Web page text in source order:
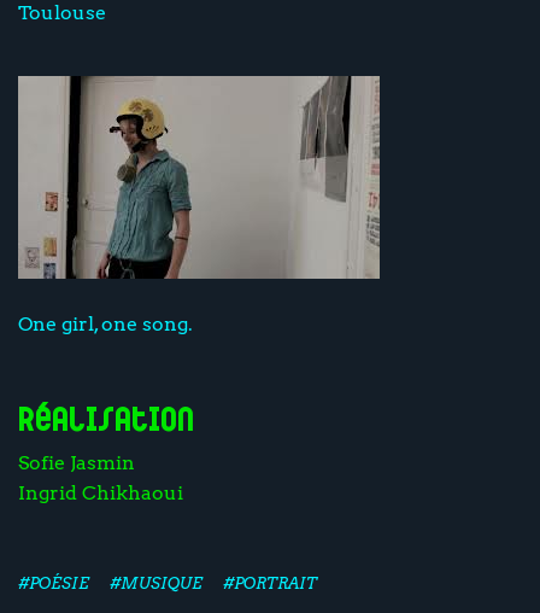
Toulouse
One girl, one song.
Réalisation
Sofie Jasmin
Ingrid Chikhaoui
#POÉSIE #MUSIQUE #PORTRAIT